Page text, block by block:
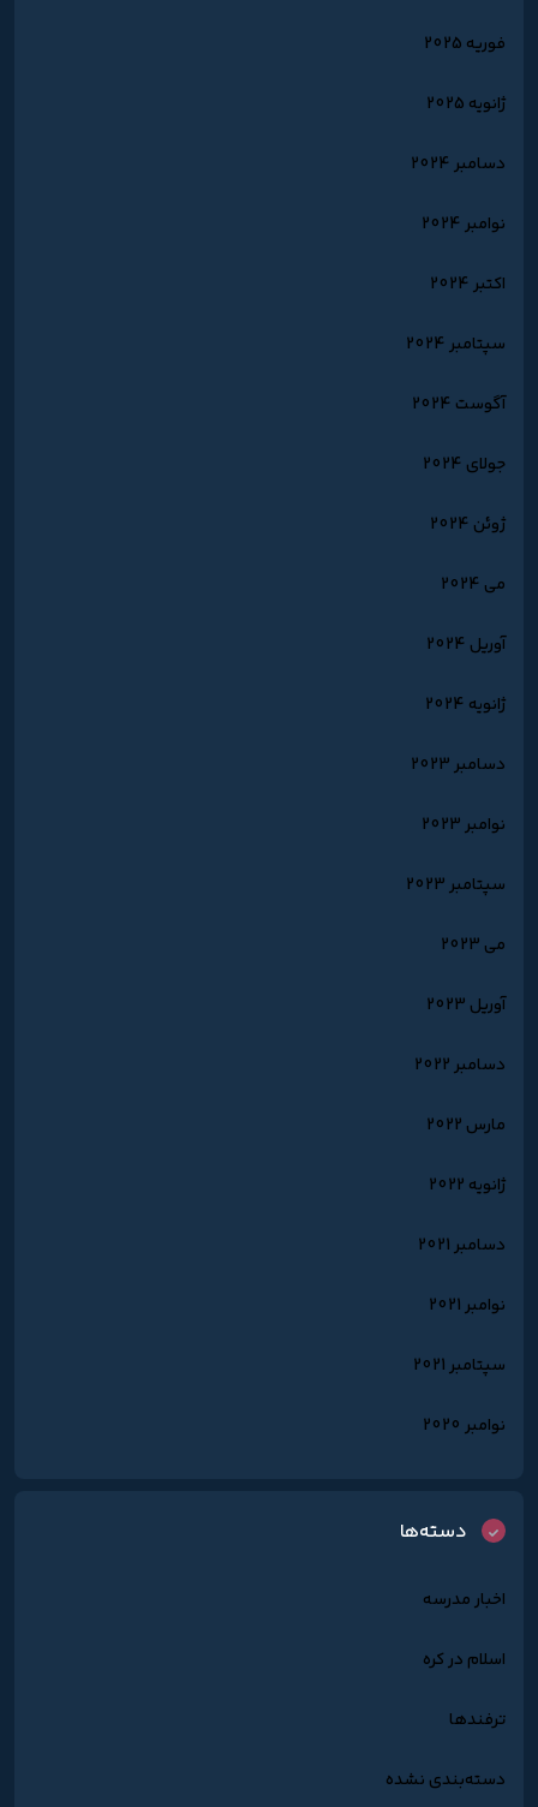
فوریه 2025
ژانویه 2025
دسامبر 2024
نوامبر 2024
اکتبر 2024
سپتامبر 2024
آگوست 2024
جولای 2024
ژوئن 2024
می 2024
آوریل 2024
ژانویه 2024
دسامبر 2023
نوامبر 2023
سپتامبر 2023
می 2023
آوریل 2023
دسامبر 2022
مارس 2022
ژانویه 2022
دسامبر 2021
نوامبر 2021
سپتامبر 2021
نوامبر 2020
دسته‌ها
اخبار مدرسه
اسلام در کره
ترفندها
دسته‌بندی نشده